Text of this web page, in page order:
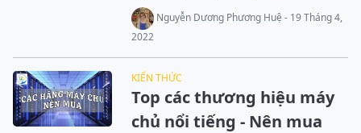
Nguyễn Dương Phương Huệ - 19 Tháng 4,
2022
KIẾN THỨC
Top các thương hiệu máy
chủ nổi tiếng - Nên mua